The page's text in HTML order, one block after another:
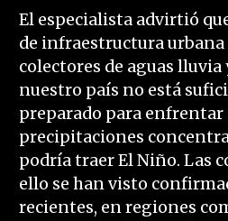
El especialista advirtió
de infraestructura urbana
colectores de aguas lluvia
nuestro país no está
preparado para enfrentar
precipitaciones
podría traer El Niño. Las
ello se han visto
recientes, en regiones